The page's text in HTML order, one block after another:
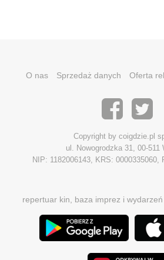
O nas Sprzedaż danych Oferta
Copyright by coigdzie.pl
ul. Nowogrodzka 31, 00-511
NIP: 1182006143, KRS: 0000335060,
repertuar kin, baza imprez i